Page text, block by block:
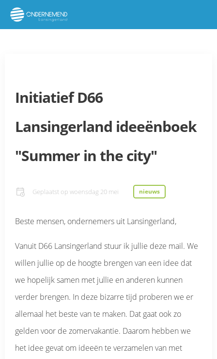
Initiatief D66
Lansingerland ideeënboek
"Summer in the city"
Geplaatst op woensdag 20 mei nieuws
Beste mensen, ondernemers uit Lansingerland,
Vanuit D66 Lansingerland stuur ik jullie deze mail. We
willen jullie op de hoogte brengen van een idee dat
we hopelijk samen met jullie en anderen kunnen
verder brengen. In deze bizarre tijd proberen we er
allemaal het beste van te maken. Dat gaat ook zo
gelden voor de zomervakantie. Daarom hebben we
het idee gevat om ideeën te verzamelen van met